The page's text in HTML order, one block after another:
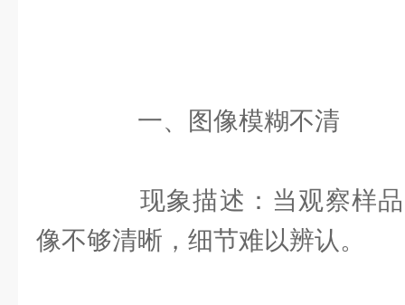
一、图像模糊不清
现象描述：当观察样品
像不够清晰，细节难以辨认。